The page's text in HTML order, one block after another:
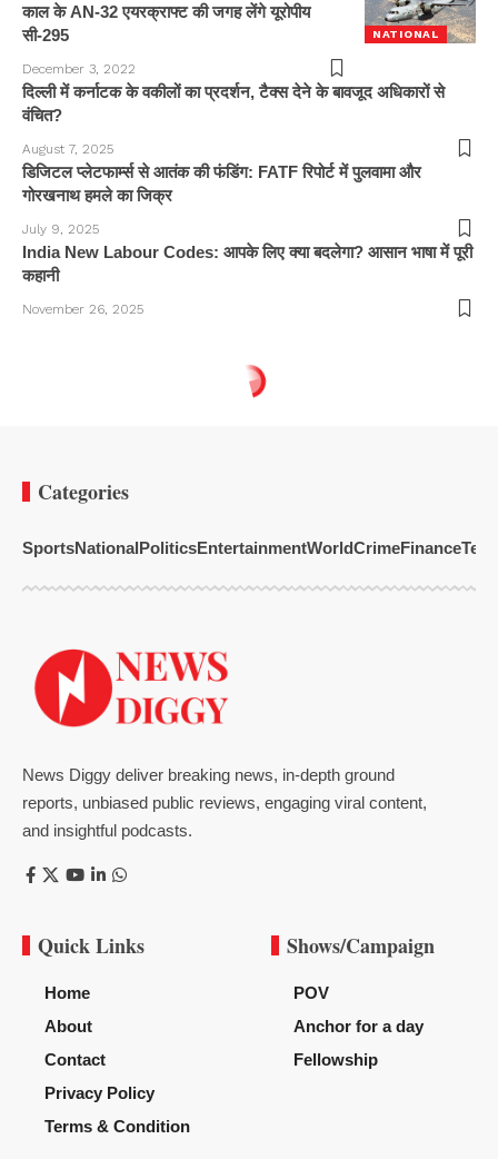
NATIONAL
काल के AN-32 एयरक्राफ्ट की जगह लेंगे यूरोपीय
सी-295
December 3, 2022
दिल्ली में कर्नाटक के वकीलों का प्रदर्शन, टैक्स देने के बावजूद अधिकारों से
वंचित?
August 7, 2025
डिजिटल प्लेटफार्म्स से आतंक की फंडिंग: FATF रिपोर्ट में पुलवामा और
गोरखनाथ हमले का जिक्र
July 9, 2025
India New Labour Codes: आपके लिए क्या बदलेगा? आसान भाषा में पूरी
कहानी
November 26, 2025
Categories
SportsNationalPoliticsEntertainmentWorldCrimeFinance
News Diggy deliver breaking news, in-depth ground
reports, unbiased public reviews, engaging viral content,
and insightful podcasts.
Quick Links
Home
About
Contact
Privacy Policy
Terms & Condition
Shows/Campaign
POV
Anchor for a day
Fellowship